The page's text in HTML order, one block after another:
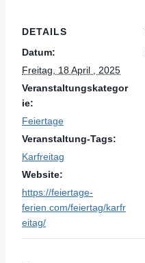
DETAILS
Datum:
Freitag, 18 April , 2025
Veranstaltungskategor
ie:
Feiertage
Veranstaltung-Tags:
Karfreitag
Website:
https://feiertage-
ferien.com/feiertag/karfr
eitag/